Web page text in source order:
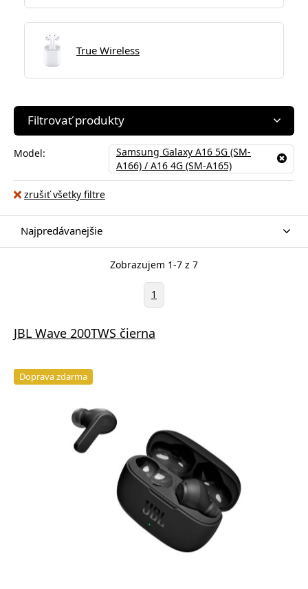
True Wireless
Filtrovať produkty
Model:
Samsung Galaxy A16 5G (SM-
A166) / A16 4G (SM-A165)
zrušiť všetky filtre
Najpredávanejšie
Zobrazujem 1-7 z 7
1
JBL Wave 200TWS čierna
Doprava zdarma